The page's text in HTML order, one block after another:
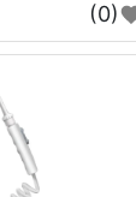
(0)